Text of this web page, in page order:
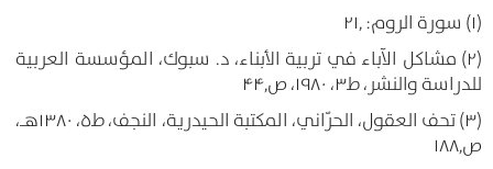
(۱) سورة الروم: ۲۱٫
(۲) مشاكل الآباء في تربية الأبناء، د. سبوك، المؤسسة العربية
للدراسة والنشر، ط۳، ۱۹۸۰، ص۴۴٫
(۳) تحف العقول، الحرّاني، المكتبة الحيدرية، النجف، ط۵، ۱۳۸۰هـ،
ص۱۸۸٫